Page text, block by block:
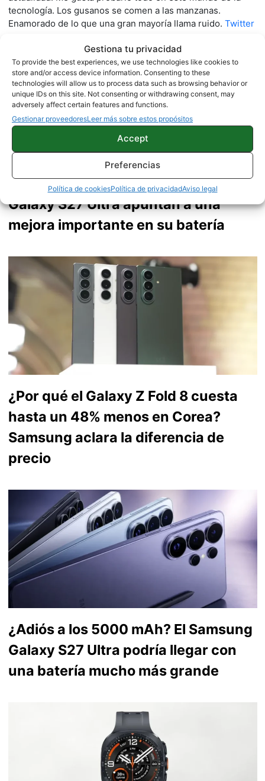
Gestiona tu privacidad
To provide the best experiences, we use technologies like cookies to
store and/or access device information. Consenting to these
technologies will allow us to process data such as browsing behavior or
unique IDs on this site. Not consenting or withdrawing consent, may
adversely affect certain features and functions.
Gestionar proveedoresLeer más sobre estos propósitos
Accept
Preferencias
Política de cookiesPolítica de privacidadAviso legal
tecnología. Los gusanos se comen a las manzanas.
Enamorado de lo que una gran mayoría llama ruido. Twitter
Los Samsung Galaxy S27 Pro y
Galaxy S27 Ultra apuntan a una
mejora importante en su batería
¿Por qué el Galaxy Z Fold 8 cuesta
hasta un 48% menos en Corea?
Samsung aclara la diferencia de
precio
¿Adiós a los 5000 mAh? El Samsung
Galaxy S27 Ultra podría llegar con
una batería mucho más grande